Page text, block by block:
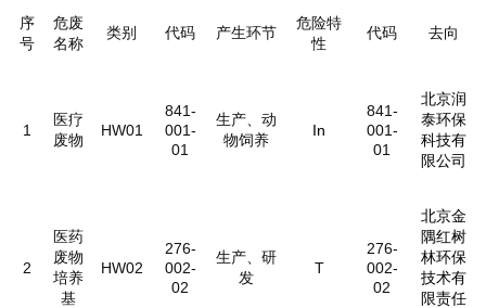
序
号
危废
名称
类别 代码 产生环节
危险特
性
代码 去向
1
医疗
废物
HW01
841-
001-
01
生产、动
物饲养
In
841-
001-
01
北京润
泰环保
科技有
限公司
2
医药
废物
培养
基
HW02
276-
002-
02
生产、研
发
T
276-
002-
02
北京金
隅红树
林环保
技术有
限责任